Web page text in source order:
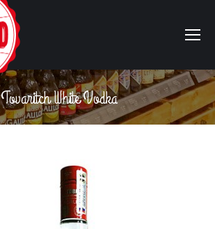
Tovaritch White Vodka
Vous êtes ici :